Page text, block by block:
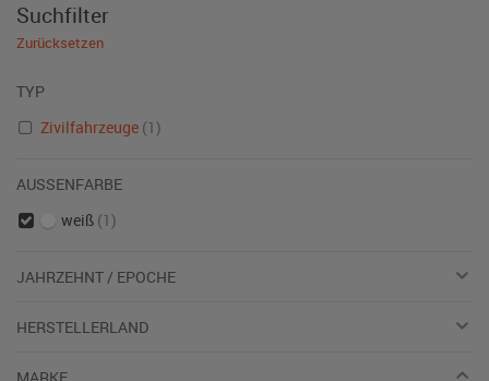
Suchfilter
Zurücksetzen
TYP
Zivilfahrzeuge (1)
AUSSENFARBE
weiß (1)
JAHRZEHNT / EPOCHE
HERSTELLERLAND